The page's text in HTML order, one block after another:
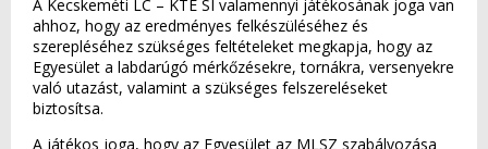
A Kecskeméti LC – KTE SI valamennyi játékosának joga van
ahhoz, hogy az eredményes felkészüléséhez és
szerepléséhez szükséges feltételeket megkapja, hogy az
Egyesület a labdarúgó mérkőzésekre, tornákra, versenyekre
való utazást, valamint a szükséges felszereléseket
biztosítsa.
A játékos joga, hogy az Egyesület az MLSZ szabályozása